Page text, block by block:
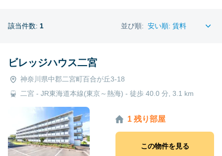
該当件数: 1 並び順:
ビレッジハウス二宮
神奈川県中郡二宮町百合が丘3-18
二宮 - JR東海道本線(東京～熱海) - 徒歩 40.0 分, 3.1 km
1 残り部屋
この物件を見る